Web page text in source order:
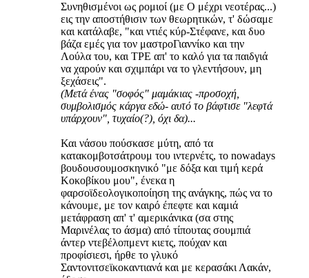
Συνηθισμένoι ως ρομιοί (με Ο μέχρι νεοτέρας...)
εις την αποστήθισιν των θεωρητικών, τ' δώσαμε
και κατάλαβε, "και ντιές κύρ-Στέφανε, και δυο
βάζα εμές για τον μαστροΓιαννίκο και την
Λούλα του, και ΤΡΕ απ' το καλό για τα παιδγιά
να χαρούν και σχιμπάρι να το γλεντήσουν, μη
ξεχάσεις".
(Μετά ένας "σοφός" μαμάκιας -προσοχή,
συμβολισμός κάργα εδώ- αυτό το βάφτισε "λεφτά
υπάρχουν", τυχαίο(?), όχι δα)...
Και νάσου πούσκασε μύτη, από τα
κατακομβοτσάτρουμ του ιντερνέτς, το nowadays
βουδουσουμοσκηνικό "με δόξα και τιμή κερά
Κοκοβίκου μου", ένεκα η
φαρσοϊδεολογικοποίηση της ανάγκης, πώς να το
κάνουμε, με τον καιρό έπεφτε και καμιά
μετάφραση απ' τ' αμερικάνικα (σα στης
Μαρινέλας το άσμα) από τίπουτας σουμπιά
άντερ ντεβέλοπμεντ κιετς, πούχαν και
προφίσιεσι, ήρθε το γλυκό
Σαντονιτσεϊκοκαντιανά και με κερασάκι Λακάν,